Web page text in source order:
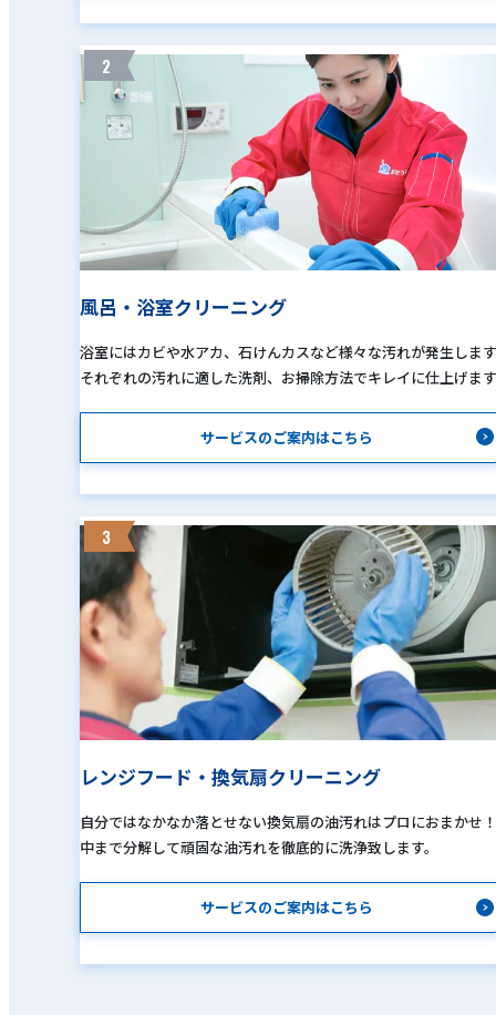
2
風呂・浴室クリーニング
浴室にはカビや水アカ、石けんカスなど様々な汚れが発生しま
それぞれの汚れに適した洗剤、お掃除方法でキレイに仕上げま
サービスのご案内はこちら
3
レンジフード・換気扇クリーニング
自分ではなかなか落とせない換気扇の油汚れはプロにおまかせ！
中まで分解して頑固な油汚れを徹底的に洗浄致します。
サービスのご案内はこちら